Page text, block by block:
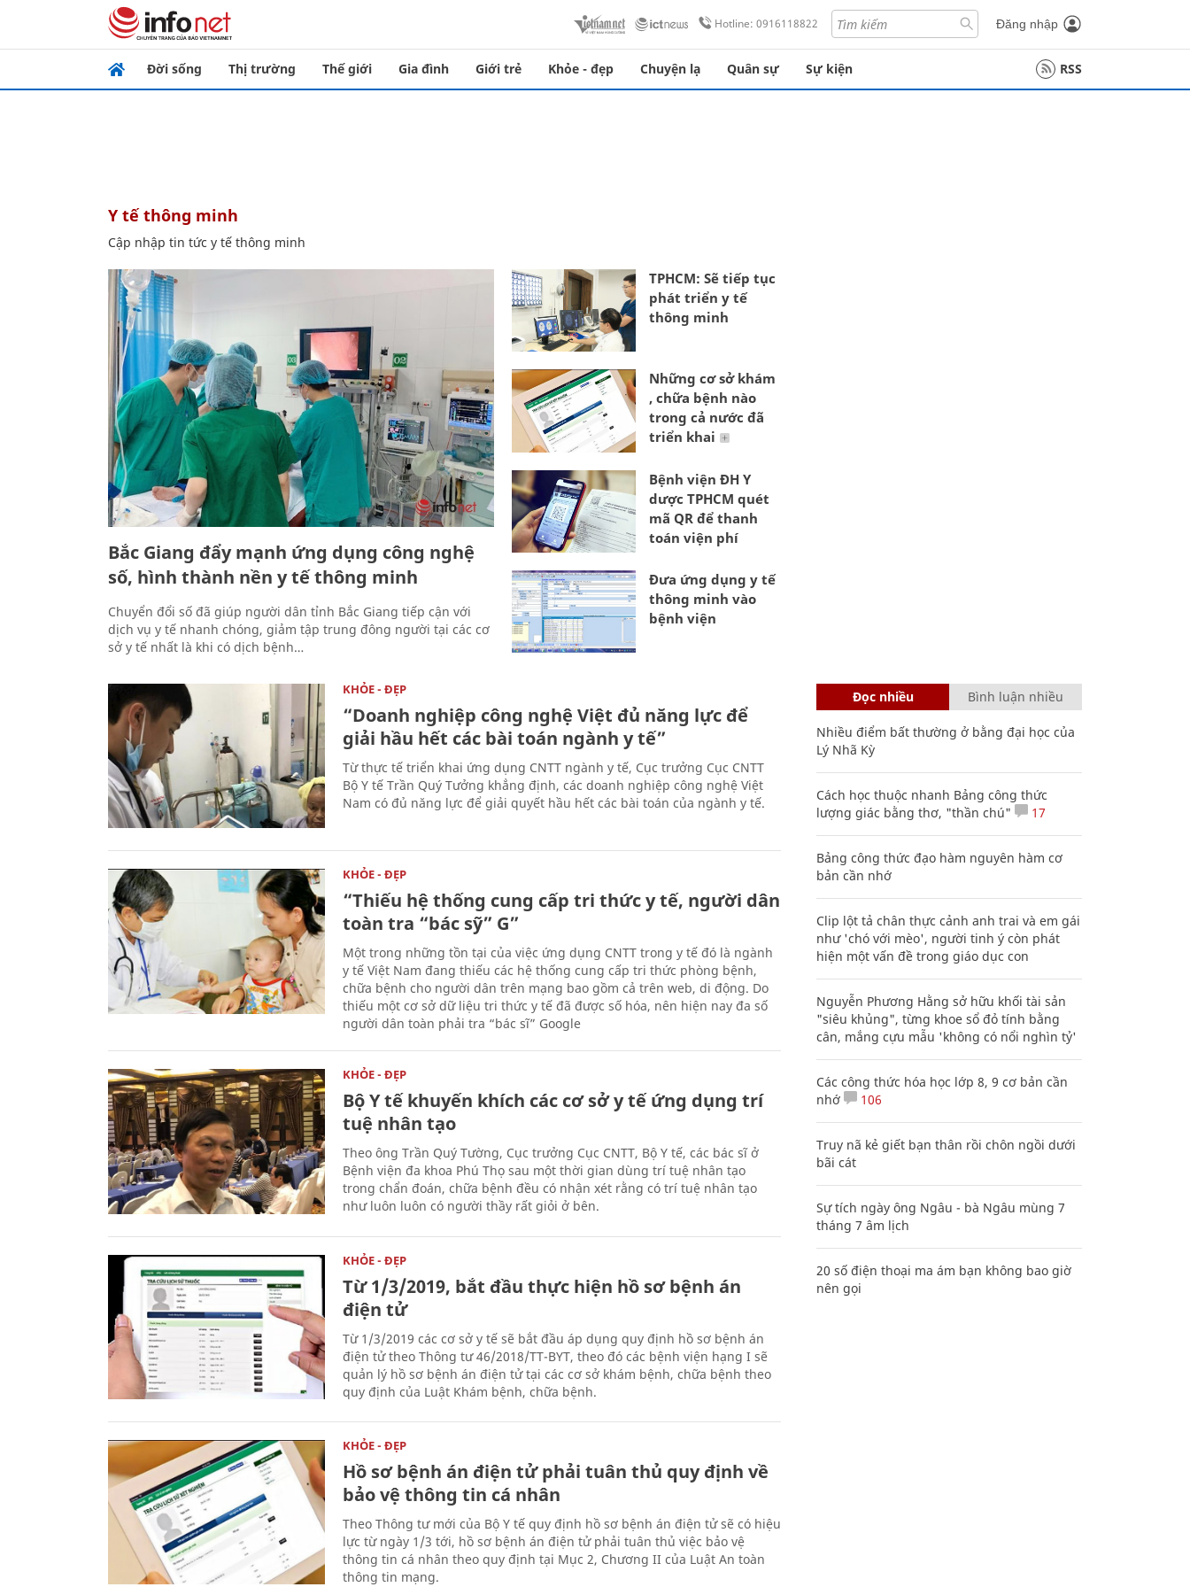
Hotline: 0916118822 Đăng nhập
Đời sống Thị trường Thế giới Gia đình Giới trẻ Khỏe - đẹp Chuyện lạ Quân sự Sự kiện RSS
y tế thông minh
Cập nhập tin tức y tế thông minh
Bắc Giang đẩy mạnh ứng dụng công nghệ
số, hình thành nền y tế thông minh
Chuyển đổi số đã giúp người dân tỉnh Bắc Giang tiếp cận với
dịch vụ y tế nhanh chóng, giảm tập trung đông người tại các cơ
sở y tế nhất là khi có dịch bệnh…
TPHCM: Sẽ tiếp tục
phát triển y tế
thông minh
Những cơ sở khám
, chữa bệnh nào
trong cả nước đã
triển khai
Bệnh viện ĐH Y
dược TPHCM quét
mã QR để thanh
toán viện phí
Đưa ứng dụng y tế
thông minh vào
bệnh viện
KHỎE - ĐẸP
“Doanh nghiệp công nghệ Việt đủ năng lực để
giải hầu hết các bài toán ngành y tế”
Từ thực tế triển khai ứng dụng CNTT ngành y tế, Cục trưởng Cục CNTT
Bộ Y tế Trần Quý Tưởng khẳng định, các doanh nghiệp công nghệ Việt
Nam có đủ năng lực để giải quyết hầu hết các bài toán của ngành y tế.
KHỎE - ĐẸP
“Thiếu hệ thống cung cấp tri thức y tế, người dân
toàn tra “bác sỹ” G”
Một trong những tồn tại của việc ứng dụng CNTT trong y tế đó là ngành
y tế Việt Nam đang thiếu các hệ thống cung cấp tri thức phòng bệnh,
chữa bệnh cho người dân trên mạng bao gồm cả trên web, di động. Do
thiếu một cơ sở dữ liệu tri thức y tế đã được số hóa, nên hiện nay đa số
người dân toàn phải tra “bác sĩ” Google
KHỎE - ĐẸP
Bộ Y tế khuyến khích các cơ sở y tế ứng dụng trí
tuệ nhân tạo
Theo ông Trần Quý Tường, Cục trưởng Cục CNTT, Bộ Y tế, các bác sĩ ở
Bệnh viện đa khoa Phú Thọ sau một thời gian dùng trí tuệ nhân tạo
trong chẩn đoán, chữa bệnh đều có nhận xét rằng có trí tuệ nhân tạo
như luôn luôn có người thầy rất giỏi ở bên.
KHỎE - ĐẸP
Từ 1/3/2019, bắt đầu thực hiện hồ sơ bệnh án
điện tử
Từ 1/3/2019 các cơ sở y tế sẽ bắt đầu áp dụng quy định hồ sơ bệnh án
điện tử theo Thông tư 46/2018/TT-BYT, theo đó các bệnh viện hạng I sẽ
quản lý hồ sơ bệnh án điện tử tại các cơ sở khám bệnh, chữa bệnh theo
quy định của Luật Khám bệnh, chữa bệnh.
KHỎE - ĐẸP
Hồ sơ bệnh án điện tử phải tuân thủ quy định về
bảo vệ thông tin cá nhân
Theo Thông tư mới của Bộ Y tế quy định hồ sơ bệnh án điện tử sẽ có hiệu
lực từ ngày 1/3 tới, hồ sơ bệnh án điện tử phải tuân thủ việc bảo vệ
thông tin cá nhân theo quy định tại Mục 2, Chương II của Luật An toàn
thông tin mạng.
Đọc nhiều Bình luận nhiều
Nhiều điểm bất thường ở bằng đại học của
Lý Nhã Kỳ
Cách học thuộc nhanh Bảng công thức
lượng giác bằng thơ, "thần chú"
17
Bảng công thức đạo hàm nguyên hàm cơ
bản cần nhớ
Clip lột tả chân thực cảnh anh trai và em gái
như 'chó với mèo', người tinh ý còn phát
hiện một vấn đề trong giáo dục con
Nguyễn Phương Hằng sở hữu khối tài sản
"siêu khủng", từng khoe sổ đỏ tính bằng
cân, mắng cựu mẫu 'không có nổi nghìn tỷ'
Các công thức hóa học lớp 8, 9 cơ bản cần
nhớ
106
Truy nã kẻ giết bạn thân rồi chôn ngồi dưới
bãi cát
Sự tích ngày ông Ngâu - bà Ngâu mùng 7
tháng 7 âm lịch
20 số điện thoại ma ám bạn không bao giờ
nên gọi